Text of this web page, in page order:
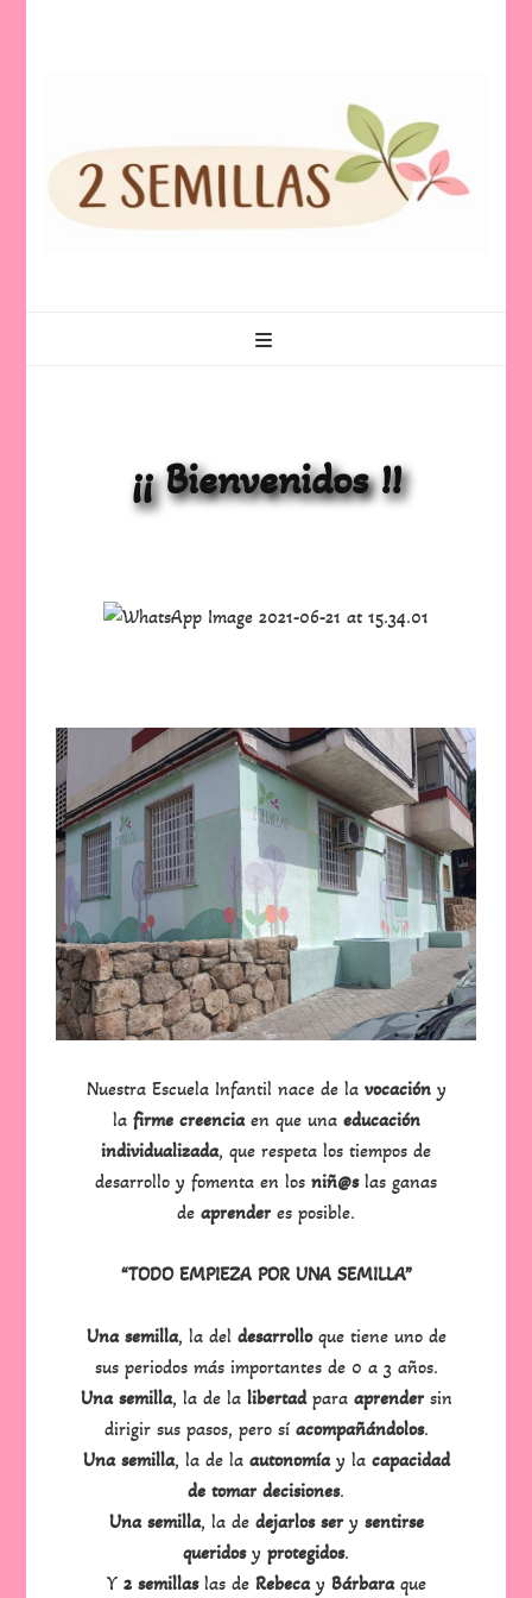
¡¡ Bienvenidos !!
Nuestra Escuela Infantil nace de la vocacióny
lafirme creenciaen que una educación
individualizada, que respeta los tiempos de
desarrollo y fomenta en los niñ@slas ganas
de aprenderes posible.
“TODO EMPIEZA POR UNA SEMILLA”
Una semilla, la del desarrolloque tiene uno de
sus periodos más importantes de 0 a 3 años.
Una semilla, la de lalibertadpara aprendersin
dirigir sus pasos, pero sí acompañándolos.
Una semilla, la de la autonomíay lacapacidad
de tomar decisiones.
Una semilla, la de dejarlos sery sentirse
queridosy protegidos.
Y 2 semillaslas de Rebecay Bárbaraque